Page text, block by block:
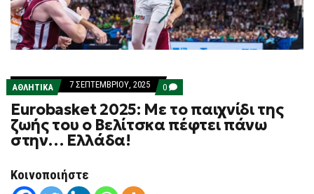
ΑΘΛΗΤΙΚΑ 7 ΣΕΠΤΕΜΒΡΊΟΥ, 2025 0 COMMENTS
ON
EUROBASKET
2025:
ΜΕ
Eurobasket 2025: Με το παιχνίδι της
ζωής του ο Βελίτσκα πέφτει πάνω
στην… Ελλάδα!
Κοινοποιήστε